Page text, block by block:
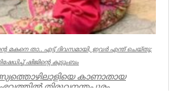
മകനെ താ.. എട്ട് ദിവസമായി, ഇവര്‍ എന്ത് ചെയ്തു;
ഷിജിന്റെ കുടുംബം
കാണാതായ
തിരുവനന്തപുരം